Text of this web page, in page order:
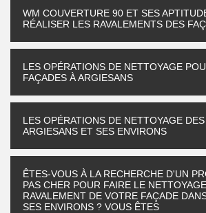
WM COUVERTURE 90 ET SES
RÉALISER LES RAVALEMENTS DES
LES OPÉRATIONS DE NETTOYAGE
FAÇADES À ARGIESANS
LES OPÉRATIONS DE NETTOYAGE
ARGIESANS ET SES ENVIRONS
ÊTES-VOUS À LA RECHERCHE D'UN
PAS CHER POUR FAIRE LE
RAVALEMENT DE VOTRE FAÇADE
SES ENVIRONS ? VOUS ÊTES